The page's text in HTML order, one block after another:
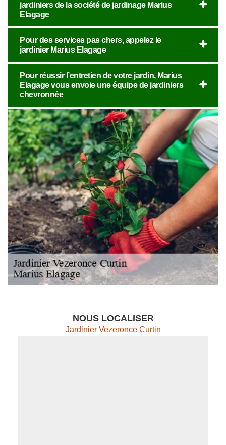
jardiniers de la société de jardinage Marius
Elagage
Pour des services pas chers, appelez le
jardinier Marius Elagage
Pour réussir l’entretien de votre jardin, Marius
Elagage vous envoie une équipe de jardiniers
chevronnée
NOUS LOCALISER
Jardinier Vezeronce Curtin